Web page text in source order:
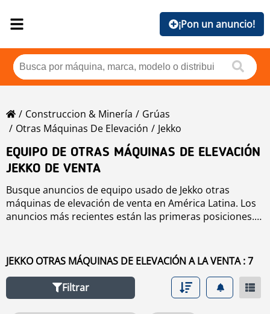
¡Pon un anuncio!
Construccion & Minería
Grúas
Otras Máquinas De Elevación
Jekko
EQUIPO DE OTRAS MÁQUINAS DE ELEVACIÓN
JEKKO DE VENTA
Busque anuncios de equipo usado de Jekko otras
máquinas de elevación de venta en América Latina. Los
anuncios más recientes están las primeras posiciones.
horas de uso, país. Para buscar cualquier equipo usado
de venta haga clic en este enlace
elevación
JEKKO OTRAS MÁQUINAS DE ELEVACIÓN A LA VENTA : 7
Filtrar